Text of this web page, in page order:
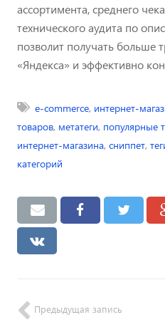
ассортимента, среднего
технического аудита по
позволит получать больше
«Яндекса» и эффективно
e-commerce, интернет-
товаров, метатеги, популярные
интернет-магазина, сниппет,
категорий
Предыдущая запись